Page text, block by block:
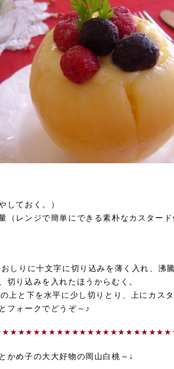
しておく。）
（レンジで簡単にできる素朴なカスタード
しりに十文字に切り込みを薄く入れ、沸
り込みを入れたほうからむく。
上と下を水平に少し切りとり、上にカス
ォークでどうぞ～♪
かめ子の大大好物の岡山白桃～↓